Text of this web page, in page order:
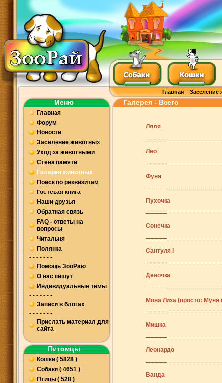
Главная Заселение
Меню
Главная
Форум
Новости
Заселение животных
Уход за животными
Стена памяти
Галерея животных
Поиск по реквизитам
Гостевая книга
Наши друзья
Обратная связь
FAQ - ответы на
вопросы
Читальня
Полянка
- - - - - - -
Помощь ЗооРаю
О нас пишут
Индивидуальные темы
- - - - - - -
Записи в блогах
- - - - - - -
Прислать материал для
сайта
Питомцы
Кошки ( 5828 )
Собаки ( 4651 )
Птицы ( 528 )
Галерея - Всего
Ляля
Лео
Фуня
Пухочка
Сонечка
Сантуля I
Девочка
Мона Лиза (просто: Муня
Мишка
Леонардо
Ванда